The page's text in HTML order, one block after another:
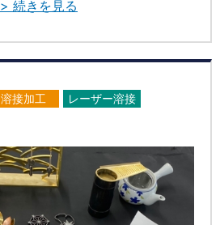
> 続きを見る
溶接加工
レーザー溶接